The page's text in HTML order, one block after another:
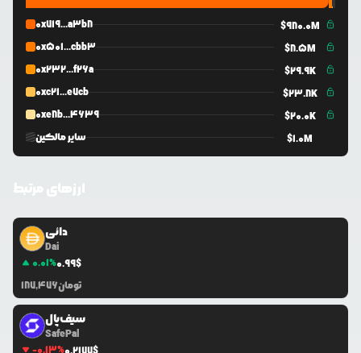
0x719...a3b8 $980.0M
0x501...cbb3
$8.5M
0x232...f26a
$29.9K
0xc21...e7cb
$23.8K
0xe8b...4639
$20.0K
سایر مالکین
$1.0M
دائی
Dai
0.01%0.99$
187,476تومان
سیف‌پال
SafePal
-0.13%